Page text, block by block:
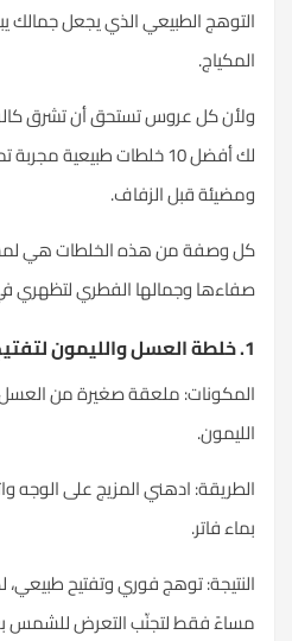
التوهج الطبيعي الذي يجعل جمالك
المكياج.
ولأن كل عروس تستحق أن تشرق
لك أفضل 10 خلطات طبيعية
ومضيئة قبل الزفاف.
كل وصفة من هذه الخلطات هي
صفاءها وجمالها الفطري لتظهري
1. خلطة العسل والليمون لتفتيح طبيعي
المكونات: ملعقة صغيرة من
الليمون.
بماء فاتر.
النتيجة: توهج فوري وتفتيح
مساءً فقط لتجنّب التعرض للشمس